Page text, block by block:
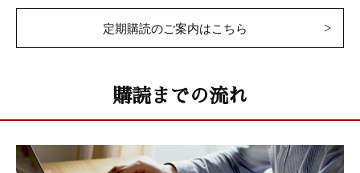
定期購読のご案内はこちら
購読までの流れ